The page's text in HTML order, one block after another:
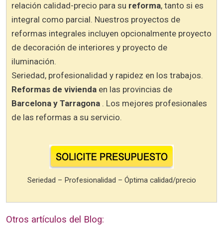
relación calidad-precio para su reforma, tanto si es
integral como parcial. Nuestros proyectos de
reformas integrales incluyen opcionalmente proyecto
de decoración de interiores y proyecto de
iluminación.
Seriedad, profesionalidad y rapidez en los trabajos.
Reformas de vivienda en las provincias de
Barcelona y Tarragona . Los mejores profesionales
de las reformas a su servicio.
Seriedad – Profesionalidad – Óptima calidad/precio
Otros artículos del Blog: